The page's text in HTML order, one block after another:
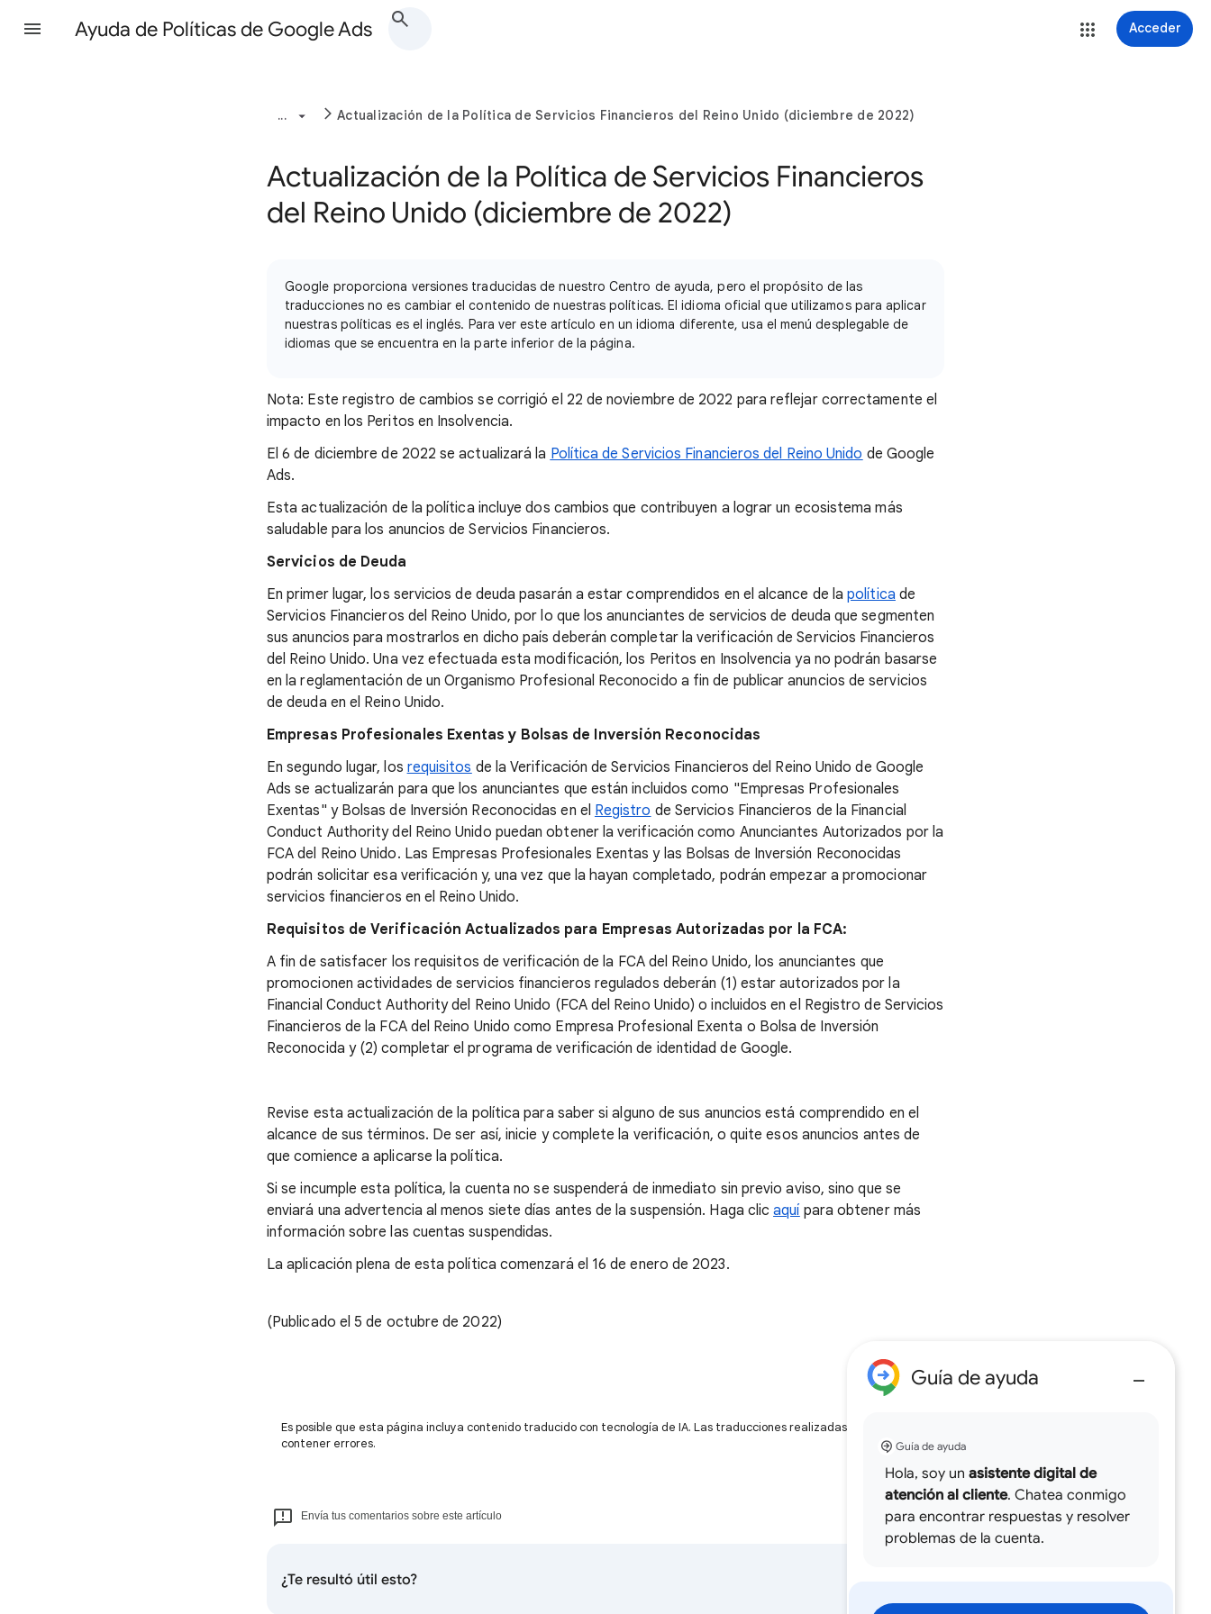
Ayuda de Políticas de Google Ads Acceder
... Actualización de la Política de Servicios Financieros del Reino Unido (diciembre de 2022)
Actualización de la Política de Servicios Financieros
del Reino Unido (diciembre de 2022)
Google proporciona versiones traducidas de nuestro Centro de ayuda, pero el propósito de las
traducciones no es cambiar el contenido de nuestras políticas. El idioma oficial que utilizamos para aplicar
nuestras políticas es el inglés. Para ver este artículo en un idioma diferente, usa el menú desplegable de
idiomas que se encuentra en la parte inferior de la página.
Nota: Este registro de cambios se corrigió el 22 de noviembre de 2022 para reflejar correctamente el
impacto en los Peritos en Insolvencia.
El 6 de diciembre de 2022 se actualizará la Política de Servicios Financieros del Reino Unido de Google
Ads.
Esta actualización de la política incluye dos cambios que contribuyen a lograr un ecosistema más
saludable para los anuncios de Servicios Financieros.
Servicios de Deuda
En primer lugar, los servicios de deuda pasarán a estar comprendidos en el alcance de lapolítica de
Servicios Financieros del Reino Unido, por lo que los anunciantes de servicios de deuda que segmenten
sus anuncios para mostrarlos en dicho país deberán completar la verificación de Servicios Financieros
del Reino Unido. Una vez efectuada esta modificación, los Peritos en Insolvencia ya no podrán basarse
en la reglamentación de un Organismo Profesional Reconocido a fin de publicar anuncios de servicios
de deuda en el Reino Unido.
Empresas Profesionales Exentasy Bolsas de Inversión Reconocidas
En segundo lugar, los requisitos de la Verificación de Servicios Financieros del Reino Unido de Google
Ads se actualizarán para que los anunciantes que están incluidos como "Empresas Profesionales
Exentas" y Bolsas de Inversión Reconocidas en el Registro de Servicios Financieros de la Financial
Conduct Authority del Reino Unido puedan obtener la verificación como Anunciantes Autorizados por la
FCA del Reino Unido. Las Empresas Profesionales Exentas y las Bolsas de Inversión Reconocidas
podrán solicitar esa verificación y, una vez que la hayan completado, podrán empezar a promocionar
servicios financieros en el Reino Unido.
Requisitos de Verificación Actualizados para Empresas Autorizadas por la FCA:
A fin de satisfacer los requisitos de verificación de la FCA del Reino Unido, los anunciantes que
promocionen actividades de servicios financieros regulados deberán (1) estar autorizados por la
Financial Conduct Authority del Reino Unido (FCA del Reino Unido) o incluidos en el Registro de Servicios
Financieros de la FCA del Reino Unido como Empresa Profesional Exenta o Bolsa de Inversión
Reconocida y (2) completar el programa de verificación de identidad de Google.
Revise esta actualización de la política para saber si alguno de sus anuncios está comprendido en el
alcance de sus términos. De ser así, inicie y complete la verificación, o quite esos anuncios antes de
que comience a aplicarse la política.
Si se incumple esta política, la cuenta no se suspenderá de inmediato sin previo aviso, sino que se
enviará una advertencia al menos siete días antes de la suspensión. Haga clicaquí para obtener más
información sobre las cuentas suspendidas.
La aplicación plena de esta política comenzará el 16 de enero de 2023.
(Publicado el 5 de octubre de 2022)
Es posible que esta página incluya contenido traducido con tecnología de IA. Las traducciones realizadas con IA pueden
contener errores.
Envía tus comentarios sobre este artículo
¿Te resultó útil esto?
Guía de ayuda
Guía de ayuda
Hola, soy un asistente digital de
atención al cliente. Chatea conmigo
para encontrar respuestas y resolver
problemas de la cuenta.